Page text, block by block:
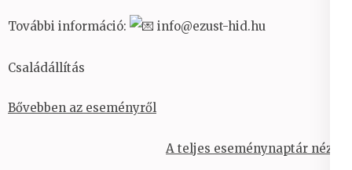
További információ: info@ezust-hid.hu
Családállítás
Bővebben az eseményről
A teljes eseménynaptár nézet